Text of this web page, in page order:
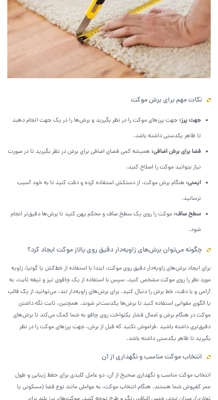
نکات مهم برای برش موکت
جهت پرز: جهت پرزهای موکت را در نظر بگیرید و برش‌ها را در یک جهت انجام دهید
تا ظاهر یکدستی داشته باشد.
فضا برای برش اضافی: همیشه کمی فضای اضافی برای برش در نظر بگیرید تا در صورت
نیاز بتوانید موکت را اصلاح کنید.
ایمنی: هنگام برش موکت، از دستکش استفاده کرده و دقت کنید تا به خود آسیب
نرسانید.
سطح صاف: موکت را روی یک سطح صاف و محکم پهن کنید تا برش‌ها دقیق‌تر انجام
شود.
چگونه می‌توان برش‌های زاویه‌دار دقیق روی پالاز موکت ایجاد کرد؟
برای ایجاد برش‌های زاویه‌دار دقیق روی موکت، ابتدا با استفاده از خط‌کش یا گونیا، زاویه
مورد نظر را روی موکت مشخص کنید. سپس با استفاده از یک چاقوی تیز و تیغه ثابت، به
آرامی و با دقت، خط برش را دنبال کنید. برای برش‌های زاویه‌دار تند، می‌توانید از یک قالب
یا الگوی مقوایی استفاده کنید تا برش‌ها یکدست‌تر شوند. همچنین، ثابت نگه داشتن
موکت در هنگام برش و اعمال فشار یکنواخت روی چاقو به شما کمک می‌کند تا برش‌های
دقیق‌تری داشته باشید .فراموش نکنید که قبل از برش، جهت پرزهای موکت را در نظر
بگیرید تا ظاهر یکدستی داشته باشد.
انتخاب موکت مناسب و نگهداری از آن
انتخاب موکت مناسب و نگهداری صحیح از آن، دو عامل کلیدی برای حفظ زیبایی و طول
عمر کفپوش شما هستند. هنگام انتخاب موکت، به عواملی مانند نوع فضا (مسکونی یا